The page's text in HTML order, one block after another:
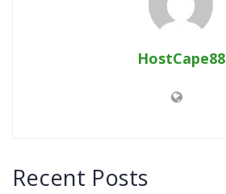
HostCape88
Recent Posts